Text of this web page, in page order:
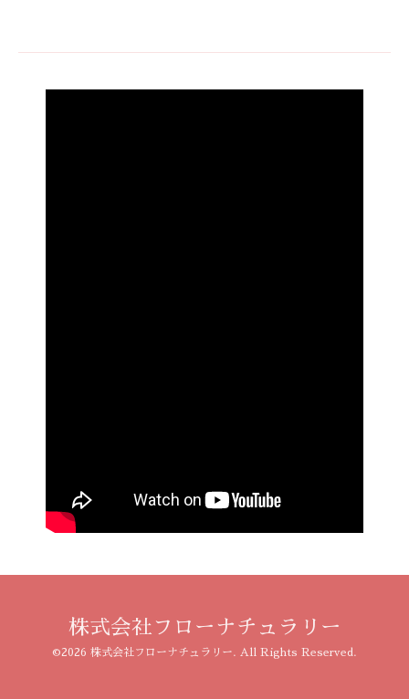
株式会社フローナチュラリー
©2026 株式会社フローナチュラリー. All Rights Reserved.